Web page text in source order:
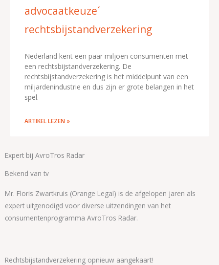
advocaatkeuze´
rechtsbijstandverzekering
Nederland kent een paar miljoen consumenten met
een rechtsbijstandverzekering. De
rechtsbijstandverzekering is het middelpunt van een
miljardenindustrie en dus zijn er grote belangen in het
spel.
ARTIKEL LEZEN »
Rechtsbijstandverzekering opnieuw aangekaart!
Expert bij AvroTros Radar
Bekend van tv
Mr. Floris Zwartkruis (Orange Legal) is de afgelopen jaren als
expert uitgenodigd voor diverse uitzendingen van het
consumentenprogramma AvroTros Radar.